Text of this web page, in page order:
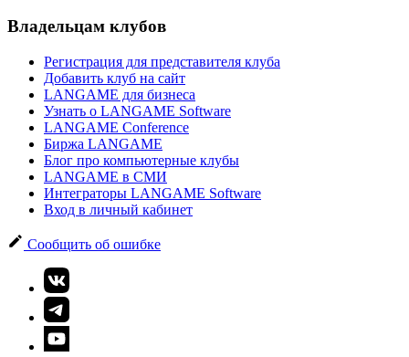
Владельцам клубов
Регистрация для представителя клуба
Добавить клуб на сайт
LANGAME для бизнеса
Узнать о LANGAME Software
LANGAME Conference
Биржа LANGAME
Блог про компьютерные клубы
LANGAME в СМИ
Интеграторы LANGAME Software
Вход в личный кабинет
Сообщить об ошибке